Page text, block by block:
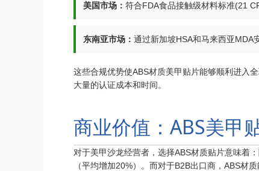
美国市场： 符合FDA食品接触级材料标准(21
东南亚市场： 通过新加坡HSA和马来西亚MDA
这些合规优势使ABS材质美甲贴片能够顺利进入
大量的认证成本和时间。
商业价值：ABS美甲
对于美甲沙龙经营者，选择ABS材质贴片意味着
（平均增加20%）。而对于B2B出口商，ABS材质